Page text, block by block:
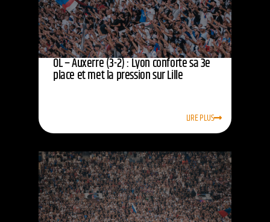
OL – Auxerre (3-2) : Lyon conforte sa 3e
place et met la pression sur Lille
LIRE PLUS